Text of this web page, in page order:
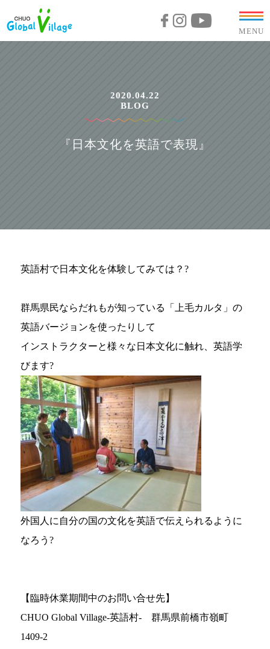
MENU
2020.04.22
BLOG
『日本文化を英語で表現』
英語村で日本文化を体験してみては？?
群馬県民ならだれもが知っている「上毛カルタ」の
英語バージョンを使ったりして
インストラクターと様々な日本文化に触れ、英語学
びます?
外国人に自分の国の文化を英語で伝えられるように
なろう?
【臨時休業期間中のお問い合せ先】
CHUO Global Village-英語村- 群馬県前橋市嶺町
1409-2